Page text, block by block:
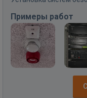
Примеры работ